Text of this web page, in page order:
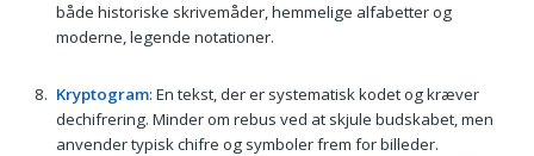
både historiske skrivemåder, hemmelige alfabetter og
moderne, legende notationer.
Kryptogram: En tekst, der er systematisk kodet og kræver
dechifrering. Minder om rebus ved at skjule budskabet, men
anvender typisk chifre og symboler frem for billeder.